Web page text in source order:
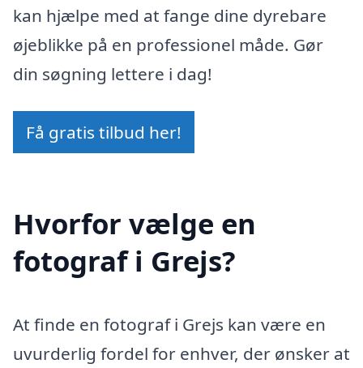
kan hjælpe med at fange dine dyrebare
øjeblikke på en professionel måde. Gør
din søgning lettere i dag!
Få gratis tilbud her!
Hvorfor vælge en
fotograf i Grejs?
At finde en fotograf i Grejs kan være en
uvurderlig fordel for enhver, der ønsker at